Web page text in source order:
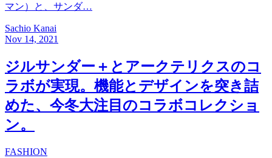
マン）と、サンダ…
Sachio Kanai
Nov 14, 2021
ジルサンダー＋とアークテリクスのコ
ラボが実現。機能とデザインを突き詰
めた、今冬大注目のコラボコレクショ
ン。
FASHION